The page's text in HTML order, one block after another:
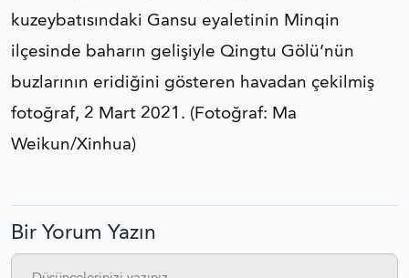
kuzeybatısındaki Gansu eyaletinin Minqin
ilçesinde baharın gelişiyle Qingtu Gölü’nün
buzlarının eridiğini gösteren havadan çekilmiş
fotoğraf, 2 Mart 2021. (Fotoğraf: Ma
Weikun/Xinhua)
Bir Yorum Yazın